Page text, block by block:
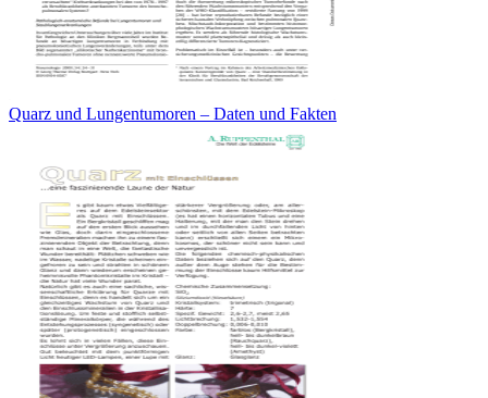
Quarz und Lungentumoren – Daten und Fakten